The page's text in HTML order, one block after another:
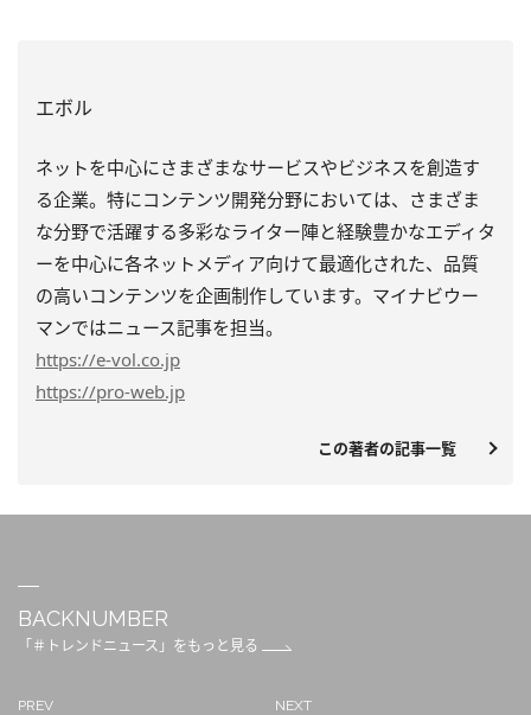
エボル
ネットを中心にさまざまなサービスやビジネスを創造す
る企業。特にコンテンツ開発分野においては、さまざま
な分野で活躍する多彩なライター陣と経験豊かなエディタ
ーを中心に各ネットメディア向けて最適化された、品質
の高いコンテンツを企画制作しています。マイナビウー
マンではニュース記事を担当。
https://e-vol.co.jp
https://pro-web.jp
この著者の記事一覧
BACKNUMBER
「＃トレンドニュース」をもっと見る
PREV NEXT